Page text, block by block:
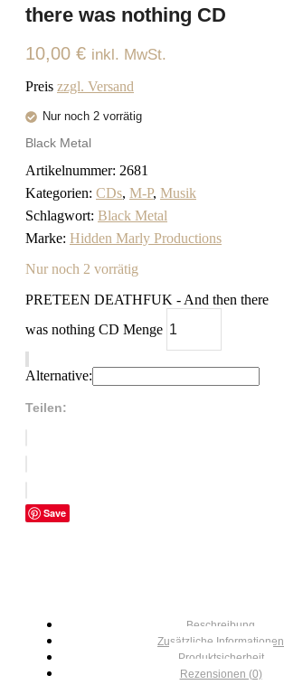
there was nothing CD
10,00 € inkl. MwSt.
Preis zzgl. Versand
Nur noch 2 vorrätig
Black Metal
Artikelnummer: 2681
Kategorien: CDs, M-P, Musik
Schlagwort: Black Metal
Marke: Hidden Marly Productions
Nur noch 2 vorrätig
PRETEEN DEATHFUK - And then there
was nothing CD Menge
Alternative:
Teilen:
Save
Beschreibung
Zusätzliche Informationen
Produktsicherheit
Rezensionen (0)